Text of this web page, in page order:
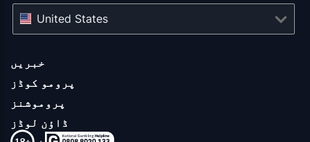
خبریں
پرومو کوڈز
پروموشنز
ڈاؤن لوڈز
United States